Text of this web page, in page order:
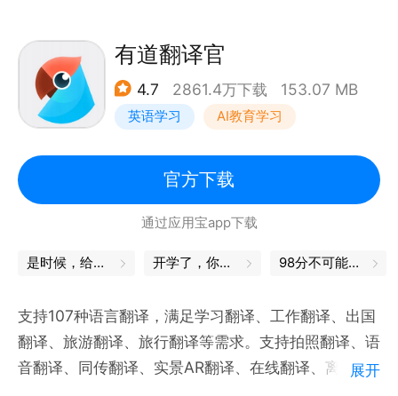
语速。会后保存原文译文，生成AI纪要和脑图
· 文档翻译：内置百万级专业术语量，1:1保留原文排版
· 支持拍照和实景AR翻译、文本翻译、对话翻译
· 可自定义词书，收藏生词、易错词等
· 内置四六级、考研、雅思、托福、初高中等丰富词库
【真题题库，备考更有针对性】
【10亿+用户的专业选择】
· 网易有道深耕教育科技与语言学习领域20年，推出国
有道翻译官
4.7 2861.4万下载 153.07 MB
英语学习 AI教育学习
官方下载
通过应用宝app下载
是时候，给自己充充电了 开学了，你的书皮买好了吗 98分不可能的，我都是100分
支持107种语言翻译，满足学习翻译、工作翻译、出国
翻译、旅游翻译、旅行翻译等需求。支持拍照翻译、语
音翻译、同传翻译、实景AR翻译、在线翻译、离线翻
展开